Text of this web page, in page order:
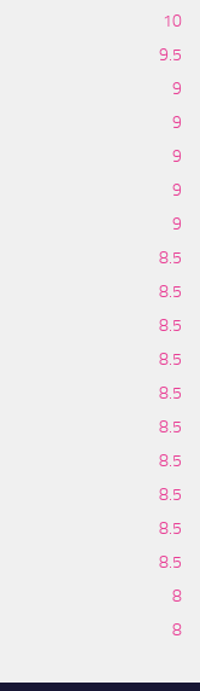
10
9.5
9
9
9
9
9
8.5
8.5
8.5
8.5
8.5
8.5
8.5
8.5
8.5
8.5
8
8